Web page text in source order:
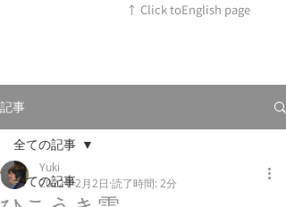
↑ Click toEnglish page
記事
全ての記事
全ての記事
Yuki
2022年2月2日 読了時間: 2分